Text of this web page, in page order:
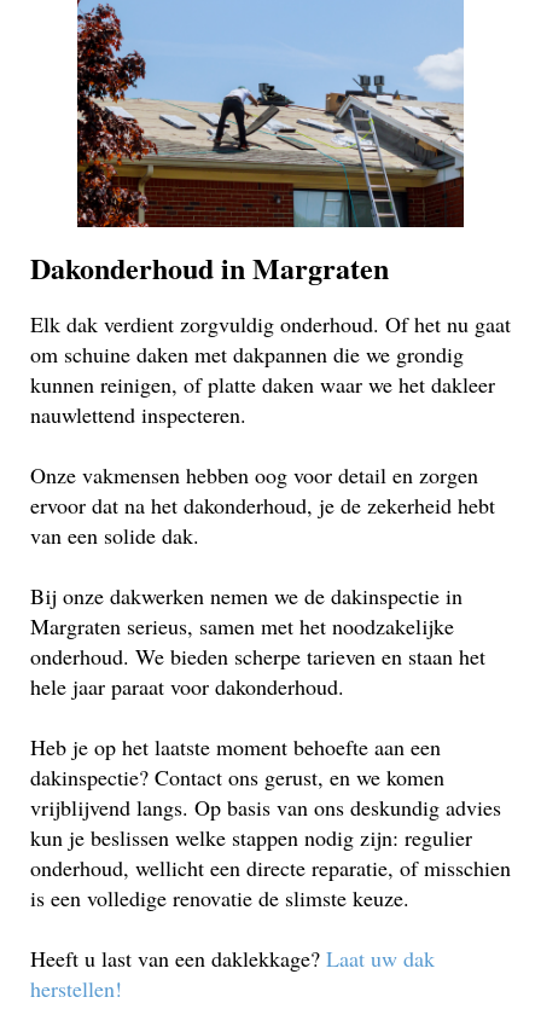
Dakonderhoud in Margraten
Elk dak verdient zorgvuldig onderhoud. Of het nu gaat
om schuine daken met dakpannen die we grondig
kunnen reinigen, of platte daken waar we het dakleer
nauwlettend inspecteren.
Onze vakmensen hebben oog voor detail en zorgen
ervoor dat na het dakonderhoud, je de zekerheid hebt
van een solide dak.
Bij onze dakwerken nemen we de dakinspectie in
Margraten serieus, samen met het noodzakelijke
onderhoud. We bieden scherpe tarieven en staan het
hele jaar paraat voor dakonderhoud.
Heb je op het laatste moment behoefte aan een
dakinspectie? Contact ons gerust, en we komen
vrijblijvend langs. Op basis van ons deskundig advies
kun je beslissen welke stappen nodig zijn: regulier
onderhoud, wellicht een directe reparatie, of misschien
is een volledige renovatie de slimste keuze.
Heeft u last van een daklekkage? Laat uw dak
herstellen!